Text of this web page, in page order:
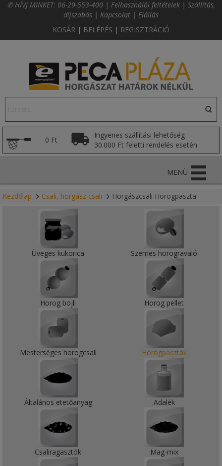
✆ HÍVJ MINKET: 06-29-553-400 | Felhasználói feltételek | Szállítás,
díjszabás | Kapcsolat | Elállás
KOSÁR | BELÉPÉS | REGISZTRÁCIÓ
0 Ft
Ingyenes szállítási lehetőség
30.000 Ft feletti rendelés esetén
MENÜ
Kezdőlap Csali, horgász csali Horgászcsali Horogpaszta
Üveges kukorica Szemes horogravaló
Horog bojli Horog pellet
Mesterséges horogcsali Horogpaszták
Általános etetőanyag Adalék
Csaliragasztók Mag-mix